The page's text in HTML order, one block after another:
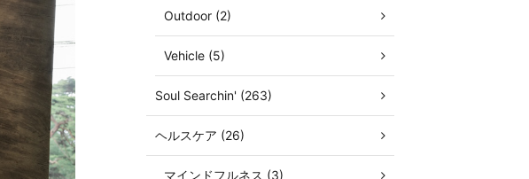
Outdoor (2)
Vehicle (5)
Soul Searchin' (263)
ヘルスケア (26)
マインドフルネス (3)